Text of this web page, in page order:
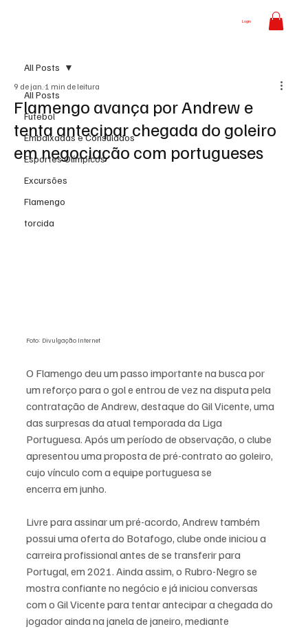
Login
All Posts
Futebol
Embaixadas e Consulados
Esportes Olímpicos
Excursões
Flamengo
torcida
All Posts
Flamengo avança por Andrew e
tenta antecipar chegada do goleiro
em negociação com portugueses
9 de jan. 1 min de leitura
Foto: Divulgação Internet
O Flamengo deu um passo importante na busca por
um reforço para o gol e entrou de vez na disputa pela
contratação de Andrew, destaque do Gil Vicente, uma
das surpresas da atual temporada da Liga
Portuguesa. Após um período de observação, o clube
apresentou uma proposta de pré-contrato ao goleiro,
cujo vínculo com a equipe portuguesa se
encerra em junho.
Livre para assinar um pré-acordo, Andrew também
possui uma oferta do Botafogo, clube onde iniciou a
carreira profissional antes de se transferir para
Portugal, em 2021. Ainda assim, o Rubro-Negro se
mostra confiante no negócio e já iniciou conversas
com o Gil Vicente para tentar antecipar a chegada do
jogador ainda na janela de janeiro, mediante